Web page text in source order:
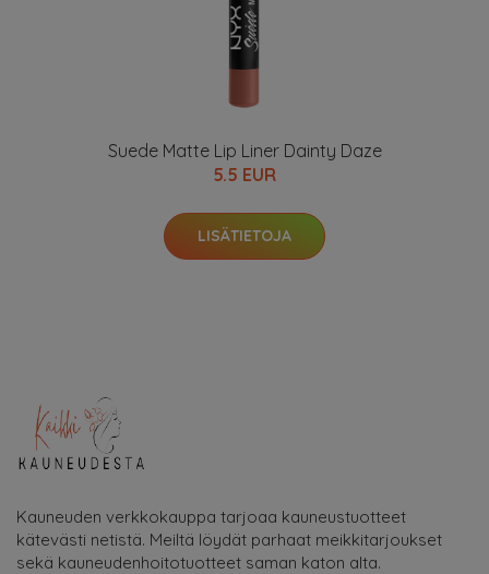
Suede Matte Lip Liner Dainty Daze
5.5 EUR
LISÄTIETOJA
Kauneuden verkkokauppa tarjoaa kauneustuotteet
kätevästi netistä. Meiltä löydät parhaat meikkitarjoukset
sekä kauneudenhoitotuotteet saman katon alta.